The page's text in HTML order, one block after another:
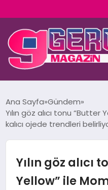
YAŞAM
TEKNOLOJI
Ana Sayfa Gündem
Yılın göz alıcı tonu
kalıcı ojede trendleri
Yılın göz alıcı
Yellow” ile